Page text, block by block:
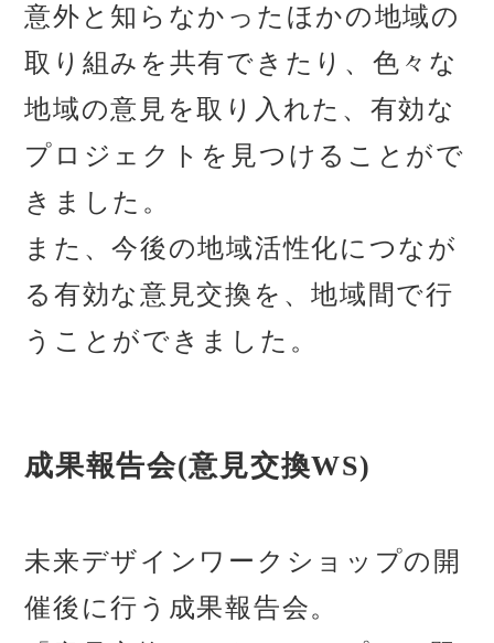
意外と知らなかったほかの地域の
取り組みを共有できたり、色々な
地域の意見を取り入れた、有効な
プロジェクトを見つけることがで
きました。
また、今後の地域活性化につなが
る有効な意見交換を、地域間で行
うことができました。
成果報告会(意見交換WS)
未来デザインワークショップの開
催後に行う成果報告会。